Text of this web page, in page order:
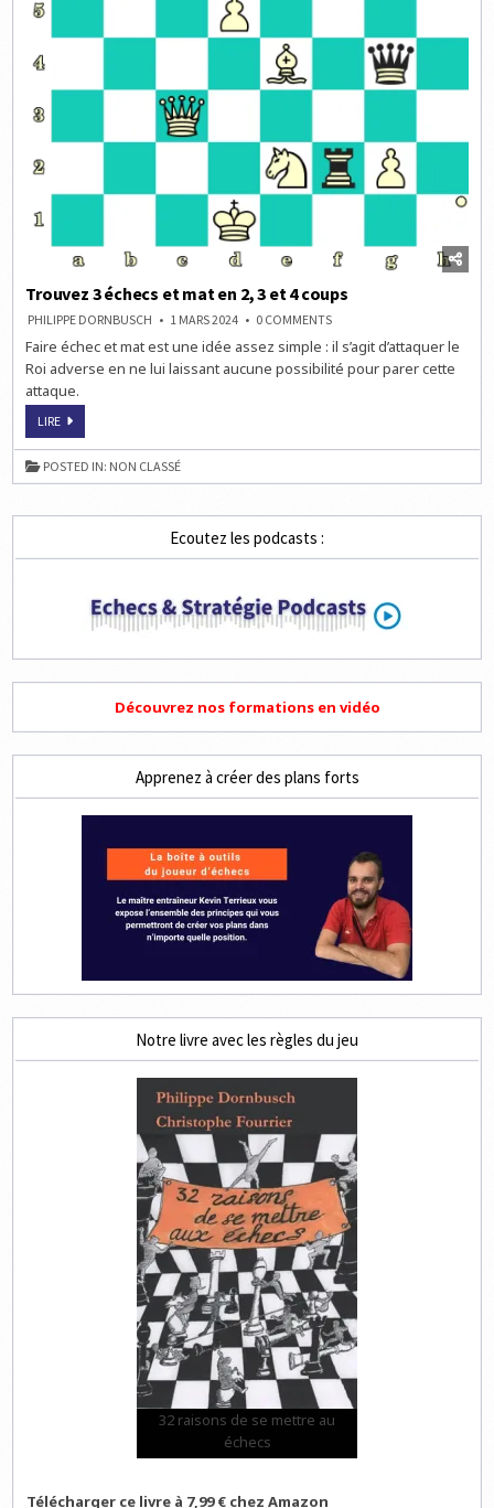
Trouvez 3 échecs et mat en 2, 3 et 4 coups
PHILIPPE DORNBUSCH 1 MARS 2024 0 COMMENTSON
3
ÉCHECS
ET
4
Faire échec et mat est une idée assez simple : il s’agit d’attaquer le
Roi adverse en ne lui laissant aucune possibilité pour parer cette
attaque.
LIRETROUVEZ
ÉCHECS
ET
MAT
EN
3
POSTED IN: NON CLASSÉ
Ecoutez les podcasts :
Découvrez nos formations en vidéo
Apprenez à créer des plans forts
Notre livre avec les règles du jeu
32 raisons de se mettre au
échecs
Télécharger ce livre à 7,99 € chez Amazon